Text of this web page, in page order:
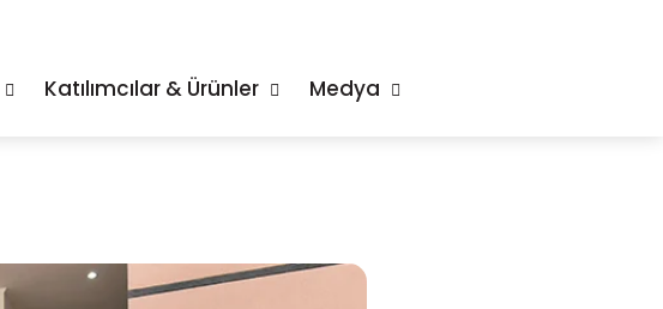
Katılımcılar & Ürünler Medya